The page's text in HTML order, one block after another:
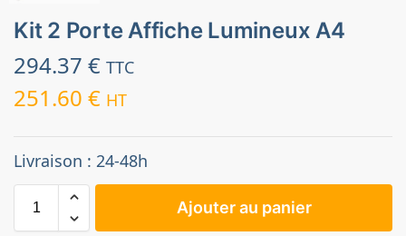
Kit 2 Porte Affiche Lumineux A4
294.37 € TTC
251.60 € HT
Livraison : 24-48h
Ajouter au panier